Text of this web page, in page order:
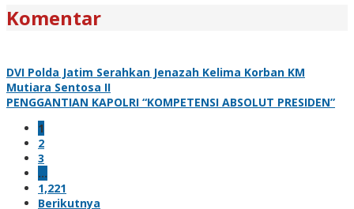
Komentar
DVI Polda Jatim Serahkan Jenazah Kelima Korban KM
Mutiara Sentosa II
PENGGANTIAN KAPOLRI “KOMPETENSI ABSOLUT PRESIDEN”
1
2
3
…
1,221
Berikutnya